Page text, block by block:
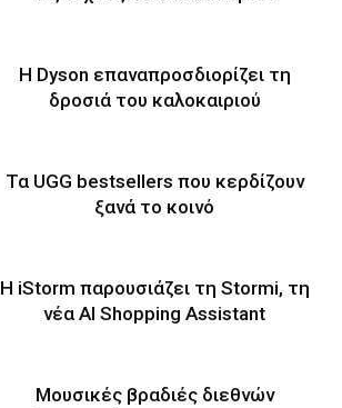
Η Dyson επαναπροσδιορίζει τη
δροσιά του καλοκαιριού
Τα UGG bestsellers που κερδίζουν
ξανά το κοινό
Η iStorm παρουσιάζει τη Stormi, τη
νέα AI Shopping Assistant
Μουσικές βραδιές διεθνών